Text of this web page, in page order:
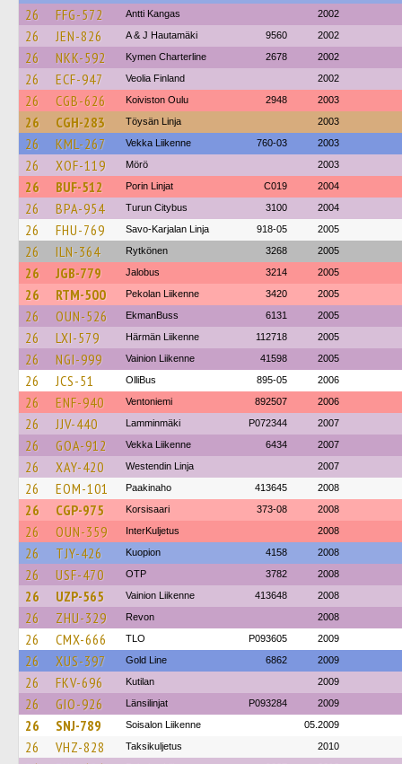
26
FFG-572 Antti Kangas 2002
26 JEN-826 A & J Hautamäki 9560 2002
26 NKK-592 Kymen Charterline 2678 2002
26 ECF-947 Veolia Finland 2002
26 CGB-626 Koiviston Oulu 2948 2003
26 CGH-283 Töysän Linja 2003
26 KML-267 Vekka Liikenne 760-03 2003
26 XOF-119 Mörö 2003
26 BUF-512 Porin Linjat C019 2004
26 BPA-954 Turun Citybus 3100 2004
26 FHU-769 Savo-Karjalan Linja 918-05 2005
26 ILN-364 Rytkönen 3268 2005
26 JGB-779 Jalobus 3214 2005
26 RTM-500 Pekolan Liikenne 3420 2005
26 OUN-526 EkmanBuss 6131 2005
26 LXI-579 Härmän Liikenne 112718 2005
26 NGI-999 Vainion Liikenne 41598 2005
26 JCS-51 OlliBus 895-05 2006
26 ENF-940 Ventoniemi 892507 2006
26 JJV-440 Lamminmäki P072344 2007
26 GOA-912 Vekka Liikenne 6434 2007
26 XAY-420 Westendin Linja 2007
26 EOM-101 Paakinaho 413645 2008
26 CGP-975 Korsisaari 373-08 2008
26 OUN-359 InterKuljetus 2008
26 TJY-426 Kuopion 4158 2008
26 USF-470 OTP 3782 2008
26 UZP-565 Vainion Liikenne 413648 2008
26 ZHU-329 Revon 2008
26 CMX-666 TLO P093605 2009
26 XUS-397 Gold Line 6862 2009
26 FKV-696 Kutilan 2009
26 GIO-926 Länsilinjat P093284 2009
26 SNJ-789 Soisalon Liikenne 05.2009
26 VHZ-828 Taksikuljetus 2010